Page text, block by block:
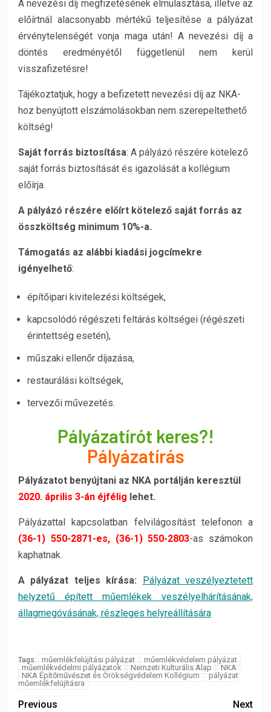
A nevezési díj megfizetésének elmulasztása, illetve az
előírtnál alacsonyabb mértékű teljesítése a pályázat
érvénytelenségét vonja maga után! A nevezési díj a
döntés eredményétől függetlenül nem kerül
visszafizetésre!
Tájékoztatjuk, hogy a befizetett nevezési díj az NKA-
hoz benyújtott elszámolásokban nem szerepeltethető
költség!
Saját forrás biztosítása: A pályázó részére kötelező
saját forrás biztosítását és igazolását a kollégium
előírja.
A pályázó részére előírt kötelező saját forrás az
összköltség minimum 10%-a.
Támogatás az alábbi kiadási jogcímekre
igényelhető:
építőipari kivitelezési költségek,
kapcsolódó régészeti feltárás költségei (régészeti
érintettség esetén),
műszaki ellenőr díjazása,
restaurálási költségek,
tervezői művezetés.
Pályázatírót keres?!
Pályázatírás
Pályázatot benyújtani az NKA portálján keresztül
2020. április 3-án éjfélig lehet.
Pályázattal kapcsolatban felvilágosítást telefonon a
(36-1) 550-2871-es, (36-1) 550-2803-as számokon
kaphatnak.
A pályázat teljes kírása:
Pályázat veszélyeztetett
helyzetű épített műemlékek veszélyelhárításának,
állagmegóvásának, részleges helyreállítására
Tags: műemlékfelújítási pályázat
műemlékvédelem pályázat
műemlékvédelmi pályázatok
Nemzeti Kulturális Alap
NKA
NKA Építőművészet és Örökségvédelem Kollégium
pályázat
műemlékfelújításra
Previous
Next